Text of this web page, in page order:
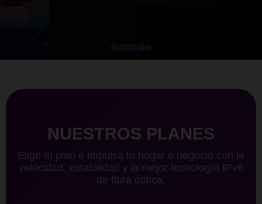
NUESTROS PLANES
Elige tu plan e impulsa tu hogar o negocio con la
velocidad, estabilidad y la mejor tecnología IPv6
de fibra óptica.